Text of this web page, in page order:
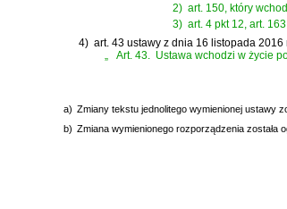
2) art. 150, który
3) art. 4 pkt 12, art.
4) art. 43 ustawy z dnia 16 listopada
„
Art. 43. Ustawa wchodzi w życie
a) Zmiany tekstu jednolitego wymienionej ustawy
b) Zmiana wymienionego rozporządzenia została